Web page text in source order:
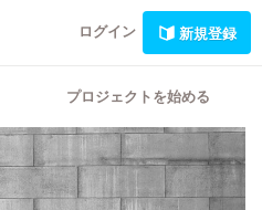
ログイン 新規登録
プロジェクトを始める